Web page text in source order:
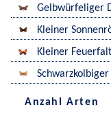
Gelbwürfeliger
Kleiner
Kleiner
Anzahl Arten